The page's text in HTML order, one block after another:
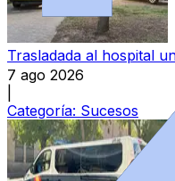
Trasladada al hospital
7 ago 2026
Categoría: Sucesos